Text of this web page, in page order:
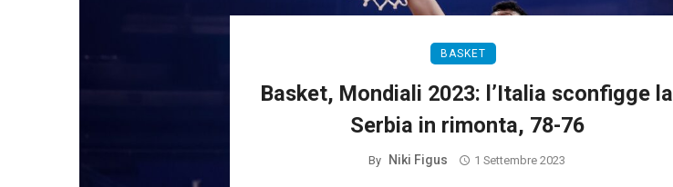
BASKET
Basket, Mondiali 2023: l’Italia sconfigge la
Serbia in rimonta, 78-76
By Niki Figus 1 Settembre 2023